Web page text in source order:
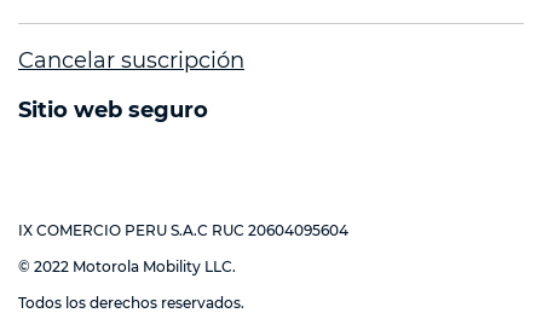
Cancelar suscripción
Sitio web seguro
IX COMERCIO PERU S.A.C RUC 20604095604
© 2022 Motorola Mobility LLC.
Todos los derechos reservados.